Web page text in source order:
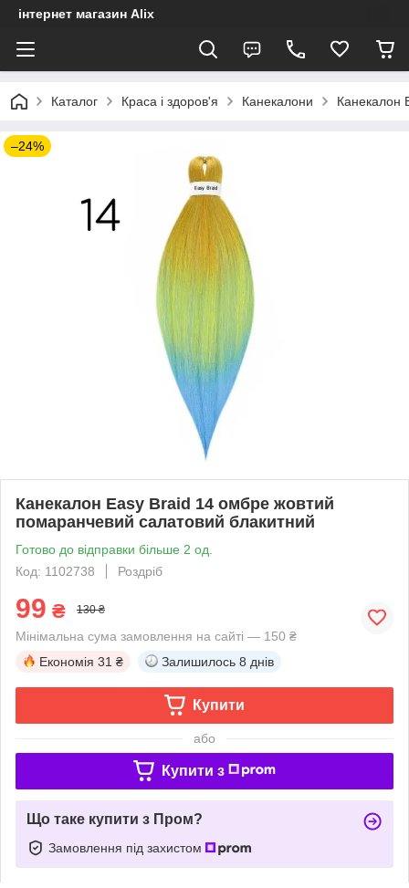
інтернет магазин Alix
Каталог Краса і здоров'я Канекалони Канекалон
–24%
Канекалон Easy Braid 14 омбре жовтий
помаранчевий салатовий блакитний
Готово до відправки більше 2 од.
Код: 1102738
Роздріб
99 ₴ 130 ₴
Мінімальна сума замовлення на сайті — 150 ₴
Економія 31 ₴ Залишилось 8 днів
Купити
або
Купити з
Що таке купити з Пром?
Замовлення під захистом